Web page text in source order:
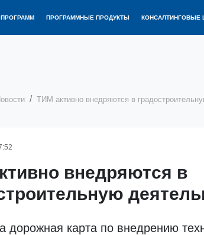
ПРОГРАММ ПРОГРАММНЫЕ ПРОДУКТЫ КОНСАЛТИНГОВЫЕ
ТИМ активно внедряются в
внедряются в
дорожная карта по внедрению